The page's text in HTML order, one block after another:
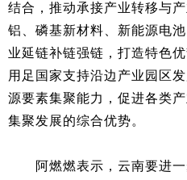
结合，推动承接产业转移与
铝、磷基新材料、新能源电
业延链补链强链，打造特色
用足国家支持沿边产业园区
源要素集聚能力，促进各类
集聚发展的综合优势。
阿燃燃表示，云南要进